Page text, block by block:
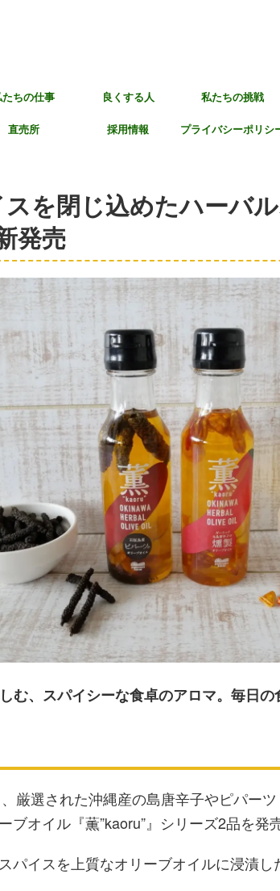
ちの仕事 良くする人 私たちの挑戦
直売所 採用情報 プライバシーポリシ
を閉じ込めたハーバ
発売
む、スパイシーな食卓のアロマ。毎日
厳選された沖縄産の島唐辛子やピパー
オイル『薫”kaoru”』シリーズ2品を発
パイスを上質なオリーブオイルに浸漬